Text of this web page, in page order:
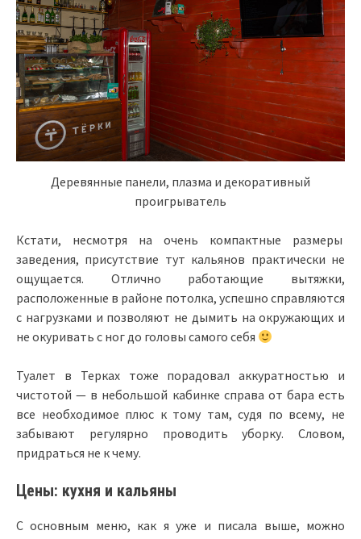
Деревянные панели, плазма и декоративный
проигрыватель
Кстати, несмотря на очень компактные размеры
заведения, присутствие тут кальянов практически не
ощущается. Отлично работающие вытяжки,
расположенные в районе потолка, успешно справляются
с нагрузками и позволяют не дымить на окружающих и
не окуривать с ног до головы самого себя
Туалет в Терках тоже порадовал аккуратностью и
чистотой — в небольшой кабинке справа от бара есть
все необходимое плюс к тому там, судя по всему, не
забывают регулярно проводить уборку. Словом,
придраться не к чему.
Цены: кухня и кальяны
С основным меню, как я уже и писала выше, можно